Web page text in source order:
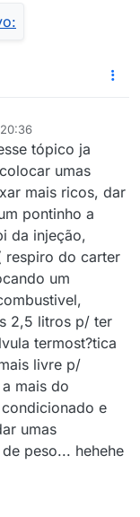
tópico ja
umas
mais ricos, dar
pontinho a
da injeção,
respiro do carter
um
2,5 litros p/ ter
termost?tica
livre p/
mais do
e
umas
peso... hehehe